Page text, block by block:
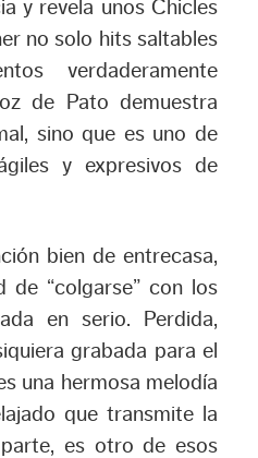
y revela unos Chicles
no solo hits saltables
verdaderamente
de Pato demuestra
sino que es uno de
y expresivos de
bien de entrecasa,
de “colgarse” con los
en serio. Perdida,
grabada para el
una hermosa melodía
que transmite la
es otro de esos